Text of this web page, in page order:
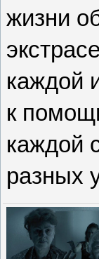
жизни
каждой
к
каждой
разных